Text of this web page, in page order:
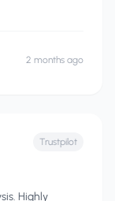
2 months ago
Trustpilot
Highly